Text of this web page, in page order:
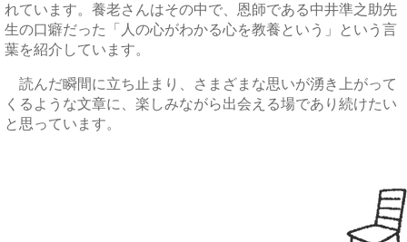
れています。養老さんはその中で、恩師である中井準之助先
生の口癖だった「人の心がわかる心を教養という」という言
葉を紹介しています。
読んだ瞬間に立ち止まり、さまざまな思いが湧き上がって
くるような文章に、楽しみながら出会える場であり続けたい
と思っています。